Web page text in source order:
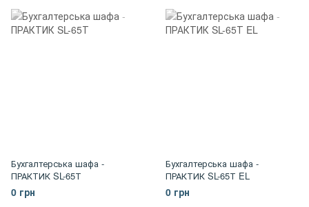
Бухгалтерська шафа -
ПРАКТИК SL-65Т
0 грн
Бухгалтерська шафа -
ПРАКТИК SL-65Т EL
0 грн